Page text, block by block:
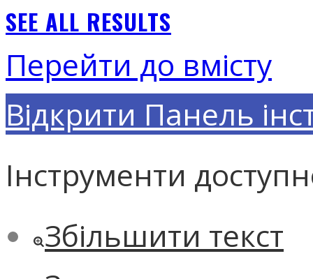
SEE ALL RESULTS
Перейти до вмісту
Відкрити Панель
Інструменти
Збільшити текст